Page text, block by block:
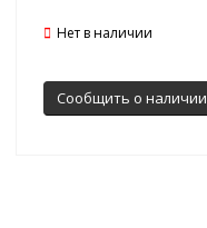
Нет в наличии
Сообщить о наличии